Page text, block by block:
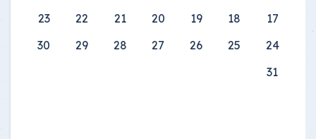
17
18
19
20
21
22
23
24
25
26
27
28
29
30
31